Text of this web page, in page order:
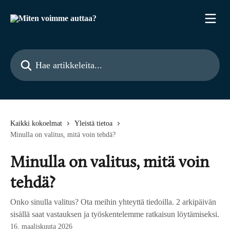
Hae artikkeleita...
Kaikki kokoelmat
Yleistä tietoa
Minulla on valitus, mitä voin tehdä?
Minulla on valitus, mitä voin
tehdä?
Onko sinulla valitus? Ota meihin yhteyttä tiedoilla. 2 arkipäivän
sisällä saat vastauksen ja työskentelemme ratkaisun löytämiseksi.
16. maaliskuuta 2026